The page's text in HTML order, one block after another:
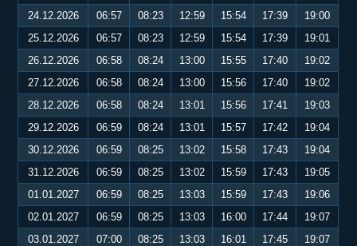
24.12.2026
06:57 08:23 12:59 15:54 17:39
19:00
25.12.2026
06:57 08:23 12:59 15:54 17:39
19:01
26.12.2026
06:58 08:24 13:00 15:55 17:40
19:02
27.12.2026
06:58 08:24 13:00 15:56 17:40
19:02
28.12.2026
06:58 08:24 13:01 15:56 17:41
19:03
29.12.2026
06:59 08:24 13:01 15:57 17:42
19:04
30.12.2026
06:59 08:25 13:02 15:58 17:43
19:04
31.12.2026
06:59 08:25 13:02 15:59 17:43
19:05
01.01.2027
06:59 08:25 13:03 15:59 17:43
19:06
02.01.2027
06:59 08:25 13:03 16:00 17:44
19:07
03.01.2027
07:00 08:25 13:03 16:01 17:45
19:07